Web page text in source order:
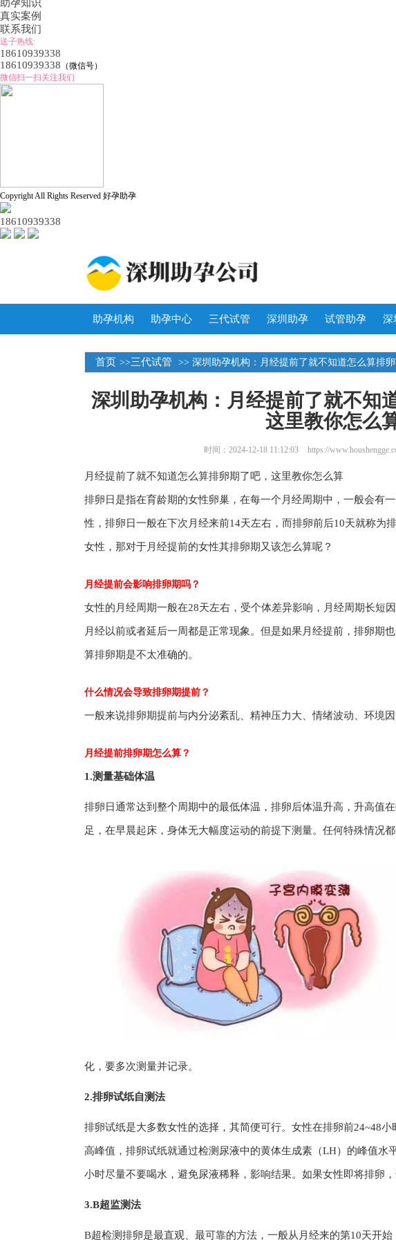
助孕知识
真实案例
联系我们
送子热线:
18610939338
18610939338 （微信号）
微信扫一扫关注我们
Copyright All Rights Reserved 好孕助孕
18610939338
助孕机构 助孕中心 三代试管 深圳助孕 试管助孕 深
首页 >>三代试管 >> 深圳助孕机构：月经提前了就不知道怎么算排
深圳助孕机构：月经提前了就不知
这里教你怎么
时间：2024-12-18 11:12:03 https://
月经提前了就不知道怎么算排卵期了吧，这里教你怎么算
排卵日是指在育龄期的女性卵巢，在每一个月经周期中，一般会有
性，排卵日一般在下次月经来前14天左右，而排卵前后10天就称为
女性，那对于月经提前的女性其排卵期又该怎么算呢？
月经提前会影响排卵期吗？
女性的月经周期一般在28天左右，受个体差异影响，月经周期长短
月经以前或者延后一周都是正常现象。但是如果月经提前，排卵期
算排卵期是不太准确的。
什么情况会导致排卵期提前？
一般来说排卵期提前与内分泌紊乱、精神压力大、情绪波动、环境
月经提前排卵期怎么算？
1.测量基础体温
排卵日通常达到整个周期中的最低体温，排卵后体温升高，升高值
足，在早晨起床，身体无大幅度运动的前提下测量。任何特殊情况
化，要多次测量并记录。
2.排卵试纸自测法
排卵试纸是大多数女性的选择，其简便可行。女性在排卵前24~48
高峰值，排卵试纸就通过检测尿液中的黄体生成素（LH）的峰值水
小时尽量不要喝水，避免尿液稀释，影响结果。如果女性即将排卵
3.B超监测法
B超检测排卵是最直观、最可靠的方法，一般从月经来的第10天开